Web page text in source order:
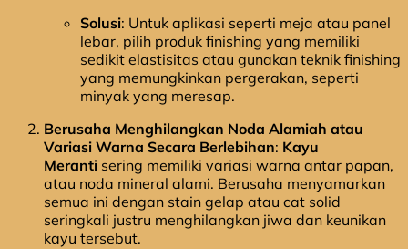
Solusi: Untuk aplikasi seperti meja atau panel
lebar, pilih produk finishing yang memiliki
sedikit elastisitas atau gunakan teknik finishing
yang memungkinkan pergerakan, seperti
minyak yang meresap.
Berusaha Menghilangkan Noda Alamiah atau
Variasi Warna Secara Berlebihan: Kayu
Meranti sering memiliki variasi warna antar papan,
atau noda mineral alami. Berusaha menyamarkan
semua ini dengan stain gelap atau cat solid
seringkali justru menghilangkan jiwa dan keunikan
kayu tersebut.